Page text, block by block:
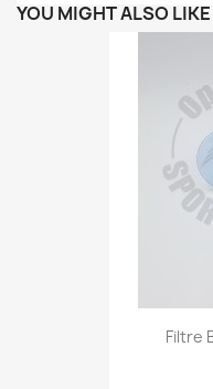
YOU MIGHT ALSO LIKE
Filtre